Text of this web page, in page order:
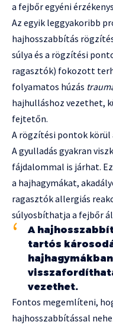
a fejbőr egyéni
Az egyik leggyakoribb
hajhosszabbítás
súlya és a rögzítési
ragasztók) fokozott
folyamatos húzás
hajhulláshoz vezethet,
fejtetőn.
A rögzítési pontok
A gyulladás gyakran
fájdalommal is járhat.
a hajhagymákat,
ragasztók allergiás
súlyosbíthatja a fejbőr
A
tartós
vezethet.
Fontos megemlíteni,
hajhosszabbítással